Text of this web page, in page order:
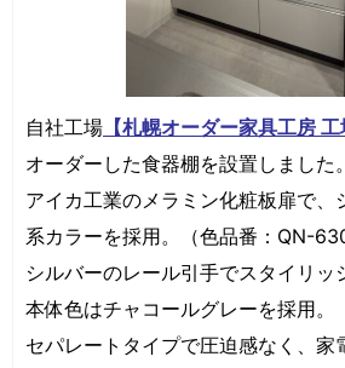
自社工場 【札幌オーダー家具工房 工
オーダーした食器棚を設置しました。
アイカ工業のメラミン化粧板扉で、
系カラーを採用。（色品番：QN-
シルバーのレール引手でスタイリッ
本体色はチャコールグレーを採用。
セパレートタイプで圧迫感なく、家